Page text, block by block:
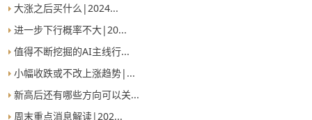
大涨之后买什么|2024...
进一步下行概率不大|20...
值得不断挖掘的AI主线行...
小幅收跌或不改上涨趋势|...
新高后还有哪些方向可以关...
周末重点消息解读|202...